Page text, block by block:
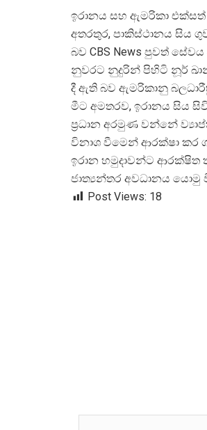
ඉරානය සහ ඇමරිකා
අතරතුර, පාකිස්ථානය සිය
බව CBS News පුවත්
නුවරට නුදුරින් පිහිටි නූර් ඛාන්
දී ඇති බව ඇමරිකානු
මීට අමතරව, ඉරානය සිය
ප්රධාන අරමුණ වන්නේ ව්
විනාශ වීමෙන් ආරක්ෂා කර
ඉරාන හමුදාවන්ට ආරක්ෂිත
ජාත්යන්තර අවධානය යොමු
Post Views: 18